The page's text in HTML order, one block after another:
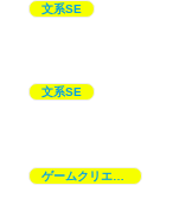
文系SE
文系SE